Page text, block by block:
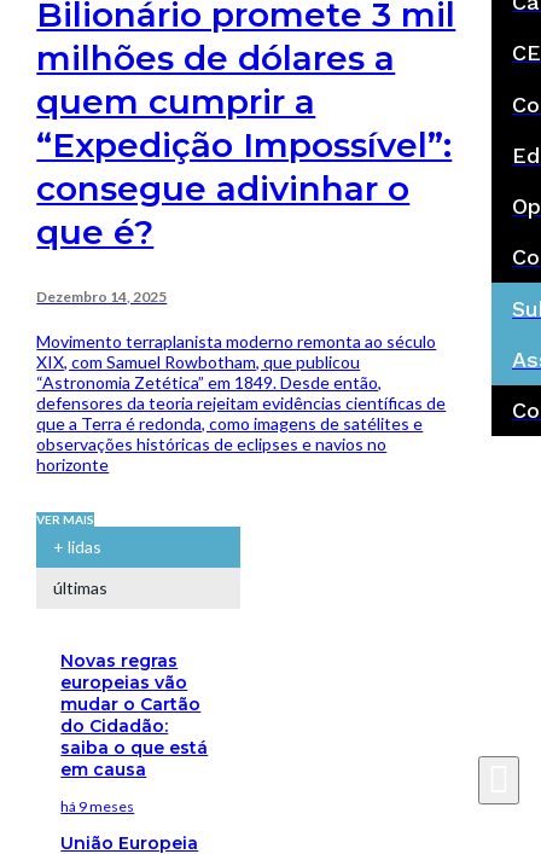
Bilionário promete 3 mil
milhões de dólares a
quem cumprir a
“Expedição Impossível”:
consegue adivinhar o
que é?
Dezembro 14, 2025
Movimento terraplanista moderno remonta ao século
XIX, com Samuel Rowbotham, que publicou
“Astronomia Zetética” em 1849. Desde então,
defensores da teoria rejeitam evidências científicas de
que a Terra é redonda, como imagens de satélites e
observações históricas de eclipses e navios no
horizonte
VER MAIS
+ lidas
últimas
Novas regras
europeias vão
mudar o Cartão
do Cidadão:
saiba o que está
em causa
há 9 meses
União Europeia